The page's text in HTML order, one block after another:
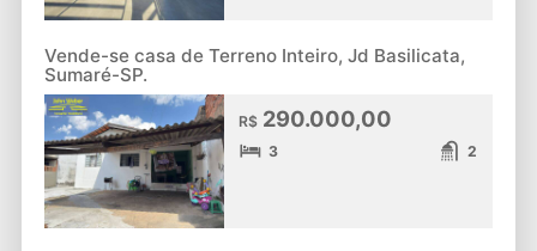
Vende-se casa de Terreno Inteiro, Jd Basilicata,
Sumaré-SP.
R$290.000,00
3 2